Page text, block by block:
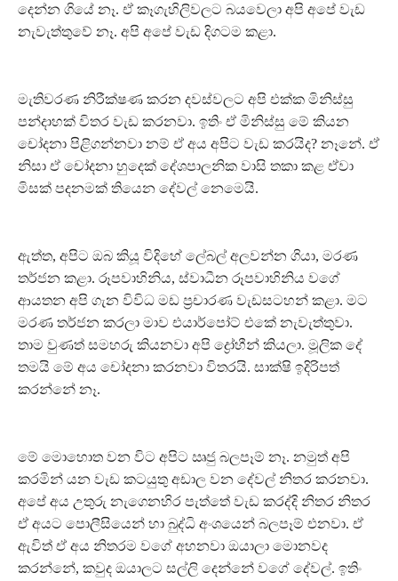
දෙන්න ගියේ නෑ. ඒ කෑගැහිලිවලට බයවෙලා අපි අපේ වැඩ
නැවැත්තුවේ නෑ. අපි අපේ වැඩ දිගටම කළා.
මැතිවරණ නිරීක්ෂණ කරන දවස්වලට අපි එක්ක මිනිස්සු
පන්දාහක් විතර වැඩ කරනවා. ඉතිං ඒ මිනිස්සු මේ කියන
චෝදනා පිළිගන්නවා නම් ඒ අය අපිට වැඩ කරයිද? නෑනේ. ඒ
නිසා ඒ චෝදනා හුදෙක් දේශපාලනික වාසි තකා කළ ඒවා
මිසක් පදනමක් තියෙන දේවල් නෙමෙයි.
ඇත්ත, අපිට ඔබ කියූ විදිහේ ලේබල් අලවන්න ගියා, මරණ
තර්ජන කළා. රූපවාහිනිය, ස්වාධීන රූපවාහිනිය වගේ
ආයතන අපි ගැන විවිධ මඩ ප්‍රචාරණ වැඩසටහන් කළා. මට
මරණ තර්ජන කරලා මාව එයාර්පෝට් එකේ නැවැත්තුවා.
තාම වුණත් සමහරු කියනවා අපි ද්‍රෝහීන් කියලා. මූලික දේ
තමයි මේ අය චෝදනා කරනවා විතරයි. සාක්ෂි ඉදිරිපත්
කරන්නේ නෑ.
මේ මොහොත වන විට අපිට ඍජු බලපෑම් නෑ. නමුත් අපි
කරමින් යන වැඩ කටයුතු අඩාල වන දේවල් නිතර කරනවා.
අපේ අය උතුරු නැගෙනහිර පැත්තේ වැඩ කරද්දි නිතර නිතර
ඒ අයට පොලීසියෙන් හා බුද්ධි අංශයෙන් බලපෑම් එනවා. ඒ
ඇවිත් ඒ අය නිතරම වගේ අහනවා ඔයාලා මොනවද
කරන්නේ, කවුද ඔයාලට සල්ලි දෙන්නේ වගේ දේවල්. ඉතිං